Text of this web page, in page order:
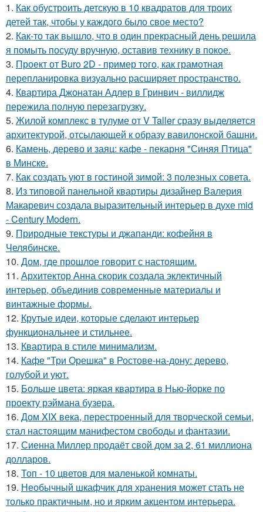
1. Как обустроить детскую в 10 квадратов для троих
детей так, чтобы у каждого было свое место?
2. Как-то так вышло, что в один прекрасный день решила
я помыть посуду вручную, оставив технику в покое.
3. Проект от Buro 2D - пример того, как грамотная
перепланировка визуально расширяет пространство.
4. Квартира Джонатан Адлер в Гринвич - виллидж
пережила полную перезагрузку.
5. Жилой комплекс в тулуме от V Taller сразу выделяется
архитектурой, отсылающей к образу вавилонской башни.
6. Камень, дерево и заяц: кафе - пекарня "Синяя Птица"
в Минске.
7. Как создать уют в гостиной зимой: 3 полезных совета.
8. Из типовой панельной квартиры дизайнер Валерия
Макаревич создала выразительный интерьер в духе mid
- Century Modern.
9. Природные текстуры и джапанди: кофейня в
Челябинске.
10. Дом, где прошлое говорит с настоящим.
11. Архитектор Анна скорик создала эклектичный
интерьер, объединив современные материалы и
винтажные формы.
12. Крутые идеи, которые сделают интерьер
функциональнее и стильнее.
13. Квартира в стиле минимализм.
14. Кафе "Три Орешка" в Ростове-на-дону: дерево,
голубой и уют.
15. Больше цвета: яркая квартира в Нью-йорке по
проекту рэймана бузера.
16. Дом XIX века, перестроенный для творческой семьи,
стал настоящим манифестом свободы и фантазии.
17. Сиенна Миллер продаёт свой дом за 2, 61 миллиона
долларов.
18. Топ - 10 цветов для маленькой комнаты.
19. Необычный шкафчик для хранения может стать не
только практичным, но и ярким акцентом интерьера.